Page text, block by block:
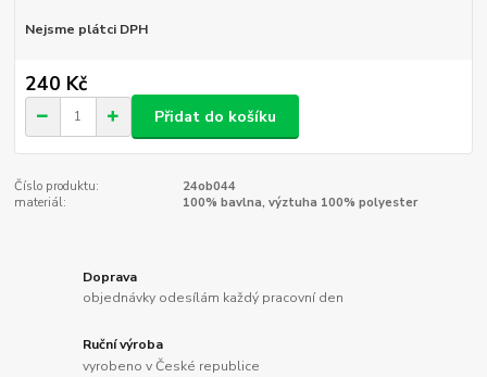
Nejsme plátci DPH
240 Kč
Přidat do košíku
Číslo produktu:
24ob044
materiál:
100% bavlna, výztuha 100% polyester
Doprava
objednávky odesílám každý pracovní den
Ruční výroba
vyrobeno v České republice